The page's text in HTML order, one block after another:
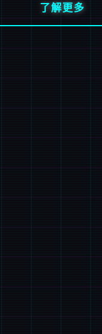
了解更多